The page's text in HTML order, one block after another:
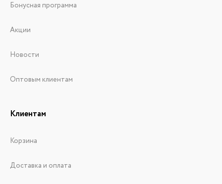
Бонусная программа
Акции
Новости
Оптовым клиентам
Клиентам
Корзина
Доставка и оплата